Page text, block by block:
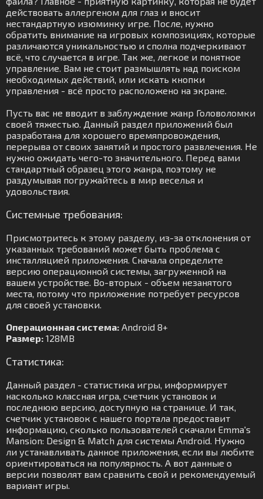
действовать аллергеном для глаз и вносит
нестандартную изюминку игре. После, нужно
обратить внимание на игровых композициях, которые
различаются уникальностью и сполна подчеркивают
всё, что случается в игре. Так же, легкое и понятное
управление. Вам не стоит размышлять над поиском
необходимых действий, или искать кнопки
управления - всё просто расположено на экране.
Пусть вас не вводит в заблуждение жанр Головоломки
своей тяжестью. Данный раздел приложений был
разработана для хорошего времяпровождения,
перерыва от своих занятий и простого развлечения. Не
нужно ожидать чего-то значительного. Перед вами
стандартный образец этого жанра, поэтому не
раздумывая погружайтесь в мир веселья и
удовольствия.
Системные требования:
Присмотритесь к этому разделу, из-за отклонения от
указанных требований может быть проблема с
инсталляцией приложения. Сначала определите
версию операционной системы, загруженной на
вашем устройстве. Во-вторых - объем незанятого
места, потому что приложение потребует ресурсов
для своей установки.
Операционная система: Android 8+
Размер: 128MB
Статистика:
Данный раздел - статистика игры, информирует
насколько классная игра, счетчик установок и
последнюю версию, доступную на странице. И так,
счетчик установок с нашего портала предоставит
информацию, сколько пользователей скачали Emma's
Mansion: Design & Match для системы Android. Нужно
ли устанавливать данное приложения, если вы любите
ориентироваться на популярность. А вот данные о
версии позволят вам сравнить свой и рекомендуемый
вариант игры.